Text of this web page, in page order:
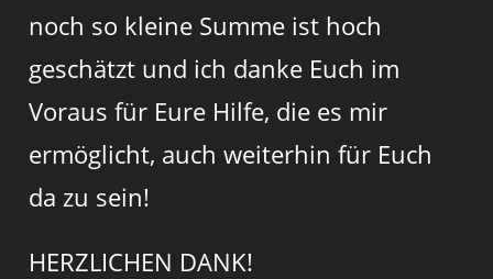
noch so kleine Summe ist hoch
geschätzt und ich danke Euch im
Voraus für Eure Hilfe, die es mir
ermöglicht, auch weiterhin für Euch
da zu sein!
HERZLICHEN DANK!